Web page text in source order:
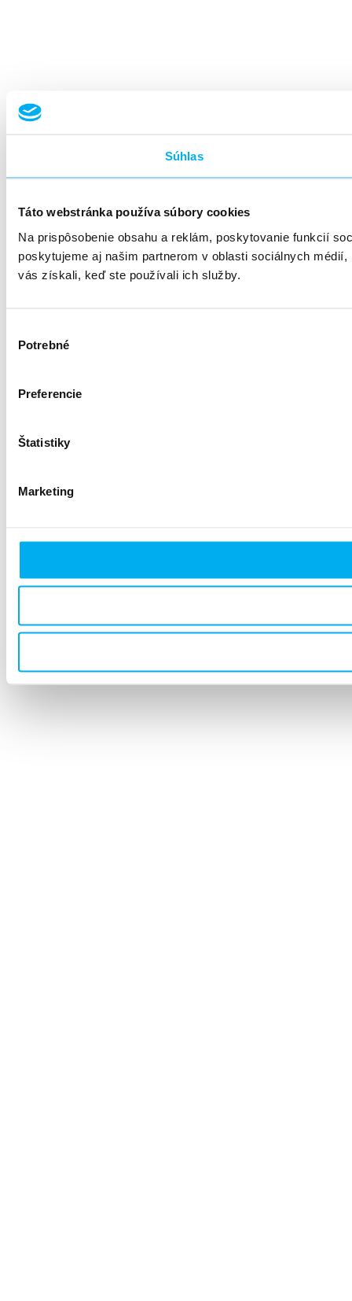
Súhlas
Táto webstránka používa súbory cookies
Na prispôsobenie obsahu a reklám, poskytovanie funkcií
poskytujeme aj našim partnerom v oblasti sociálnych
vás získali, keď ste používali ich služby.
súhlasu
Potrebné
Preferencie
Štatistiky
Marketing